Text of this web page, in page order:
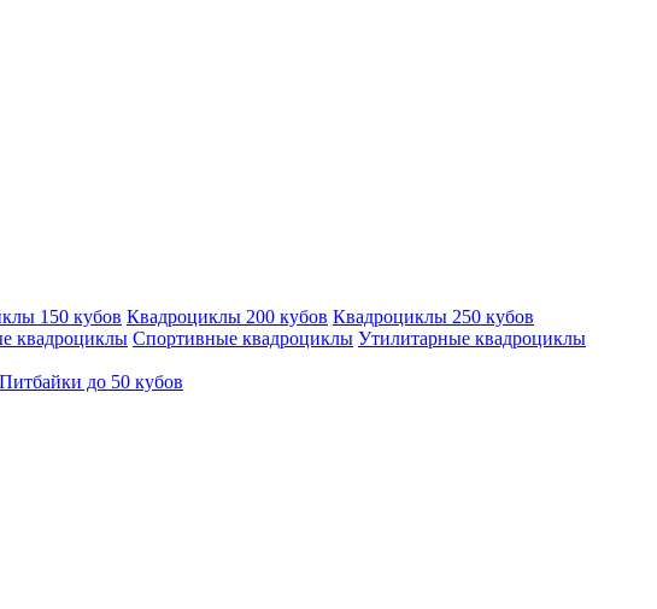
150 кубов Квадроциклы 200 кубов Квадроциклы 250 кубов
квадроциклы Спортивные квадроциклы Утилитарные квадроциклы
Питбайки до 50 кубов